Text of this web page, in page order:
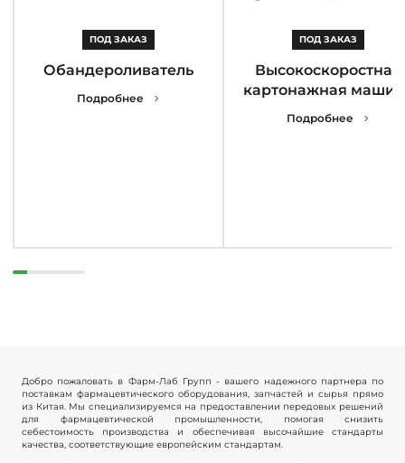
ПОД ЗАКАЗ
Обандероливатель
Подробнее
ПОД ЗАКАЗ
Высокоскоростная
картонажная
Подробнее
Добро пожаловать в Фарм-Лаб Групп - вашего надежного партнера по
поставкам фармацевтического оборудования, запчастей и сырья прямо
из Китая. Мы специализируемся на предоставлении передовых решений
для фармацевтической промышленности, помогая снизить
себестоимость производства и обеспечивая высочайшие стандарты
качества, соответствующие европейским стандартам.